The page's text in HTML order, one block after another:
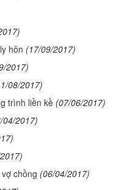
hôn (17/09/2017)
2017)
08/2017)
trình liền kề (07/06/2017)
04/2017)
chồng (06/04/2017)